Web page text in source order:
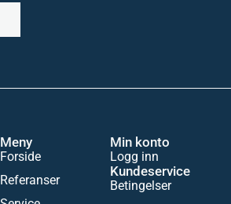
Meny
Forside
Referanser
Min konto
Logg inn
Kundeservice
Betingelser